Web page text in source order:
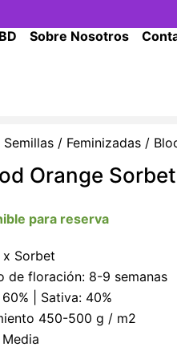
Sobre Nosotros
Semillas/ Feminizadas/
Orange Sorbet
para reserva
x Sorbet
de floración: 8-9 semanas
| Sativa: 40%
450-500 g / m2